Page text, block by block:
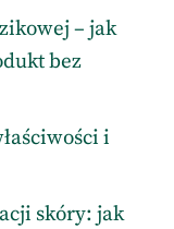
– jak
bez
i
skóry: jak